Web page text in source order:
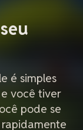
é simples
você tiver
pode se